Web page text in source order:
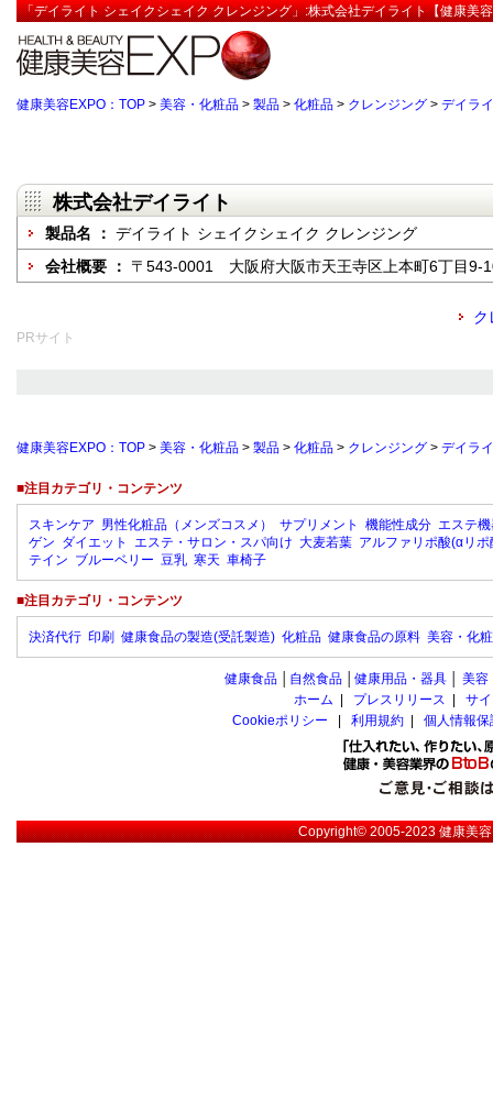
「デイライト シェイクシェイク クレンジング」:株式会社デイライト【健康美
健康美容EXPO：TOP > 美容・化粧品 > 製品 > 化粧品 > クレンジング > デイラ
株式会社デイライト
製品名 ： デイライト シェイクシェイク クレンジング
会社概要 ： 〒543-0001 大阪府大阪市天王寺区上本町6丁目9-
ク
PRサイト
健康美容EXPO：TOP > 美容・化粧品 > 製品 > 化粧品 > クレンジング > デイラ
■注目カテゴリ・コンテンツ
スキンケア 男性化粧品（メンズコスメ） サプリメント 機能性成分 エステ
ゲン ダイエット エステ・サロン・スパ向け 大麦若葉 アルファリポ酸(αリポ
テイン ブルーベリー 豆乳 寒天 車椅子
■注目カテゴリ・コンテンツ
決済代行 印刷 健康食品の製造(受託製造) 化粧品 健康食品の原料 美容・化
健康食品 自然食品 健康用品・器具 美容
ホーム
プレスリリース
サ
Cookieポリシー
利用規約 個人情報
Copyright© 2005-2023健康美